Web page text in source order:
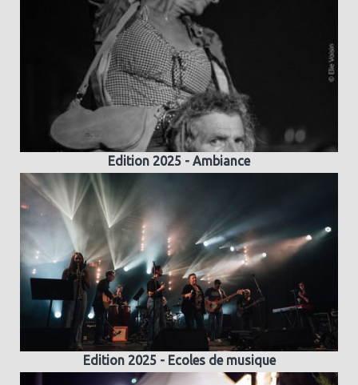
Edition 2025 - Ambiance
Edition 2025 - Ecoles de musique